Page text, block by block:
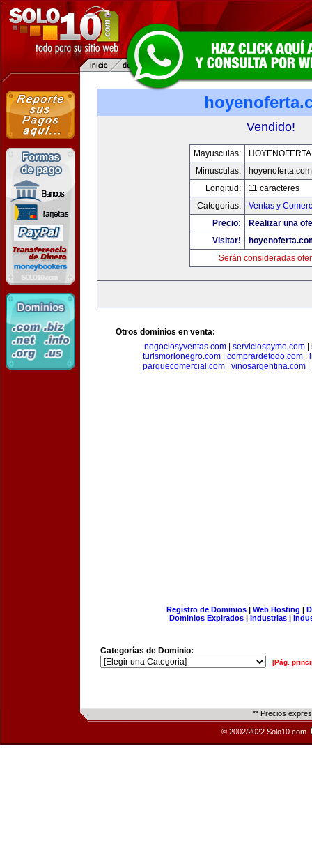
Vendido!
Mayusculas:
Minusculas:
hoyenoferta.com
Longitud:
11 caracteres
Categorias:
Ventas y
Precio:
Realizar una
Visitar!
Serán consideradas
Otros dominios en venta:
negociosyventas.com
serviciospyme.com
turismorionegro.com
comprardetodo.com
parquecomercial.com
vinosargentina.com
Registro de Dominios| Web Hosting |
Dominios Expirados | Industrias |
Categorías de Dominio:
[Pág.
** Precios
© 2002/2022 Solo10.com